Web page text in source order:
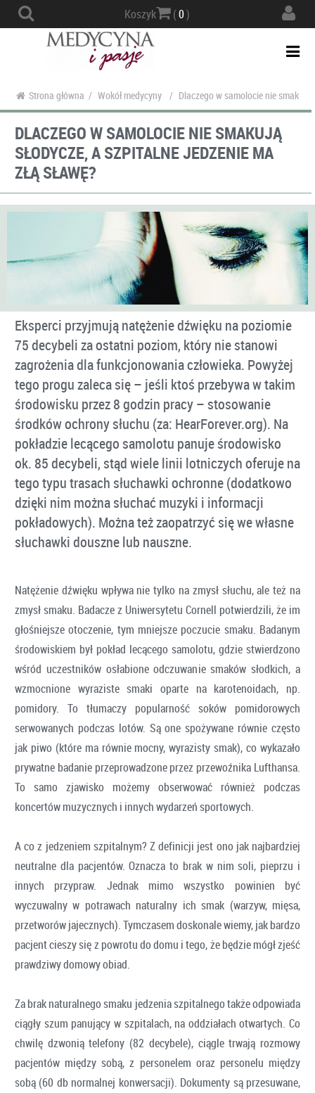
Koszyk (0)
Strona główna / Wokół medycyny / Dlaczego w samolocie nie smakują
DLACZEGO W SAMOLOCIE NIE SMAKUJĄ
SŁODYCZE, A SZPITALNE JEDZENIE MA
ZŁĄ SŁAWĘ?
Eksperci przyjmują natężenie dźwięku na poziomie
75 decybeli za ostatni poziom, który nie stanowi
zagrożenia dla funkcjonowania człowieka. Powyżej
tego progu zaleca się – jeśli ktoś przebywa w takim
środowisku przez 8 godzin pracy – stosowanie
środków ochrony słuchu (za: HearForever.org). Na
pokładzie lecącego samolotu panuje środowisko
ok. 85 decybeli, stąd wiele linii lotniczych oferuje na
tego typu trasach słuchawki ochronne (dodatkowo
dzięki nim można słuchać muzyki i informacji
pokładowych). Można też zaopatrzyć się we własne
słuchawki douszne lub nauszne.
Natężenie dźwięku wpływa nie tylko na zmysł słuchu, ale też na
zmysł smaku. Badacze z Uniwersytetu Cornell potwierdzili, że im
głośniejsze otoczenie, tym mniejsze poczucie smaku. Badanym
środowiskiem był pokład lecącego samolotu, gdzie stwierdzono
wśród uczestników osłabione odczuwanie smaków słodkich, a
wzmocnione wyraziste smaki oparte na karotenoidach, np.
pomidory. To tłumaczy popularność soków pomidorowych
serwowanych podczas lotów. Są one spożywane równie często
jak piwo (które ma równie mocny, wyrazisty smak), co wykazało
prywatne badanie przeprowadzone przez przewoźnika Lufthansa.
To samo zjawisko możemy obserwować również podczas
koncertów muzycznych i innych wydarzeń sportowych.
A co z jedzeniem szpitalnym? Z definicji jest ono jak najbardziej
neutralne dla pacjentów. Oznacza to brak w nim soli, pieprzu i
innych przypraw. Jednak mimo wszystko powinien być
wyczuwalny w potrawach naturalny ich smak (warzyw, mięsa,
przetworów jajecznych). Tymczasem doskonale wiemy, jak bardzo
pacjent cieszy się z powrotu do domu i tego, że będzie mógł zjeść
prawdziwy domowy obiad.
Za brak naturalnego smaku jedzenia szpitalnego także odpowiada
ciągły szum panujący w szpitalach, na oddziałach otwartych. Co
chwilę dzwonią telefony (82 decybele), ciągle trwają rozmowy
pacjentów między sobą, z personelem oraz personelu między
sobą (60 db normalnej konwersacji). Dokumenty są przesuwane,